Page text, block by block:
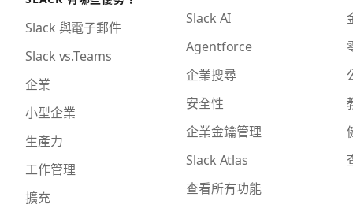
Slack 與電子郵件
Slack vs.Teams
企業
小型企業
生產力
工作管理
擴充
Slack AI
Agentforce
企業搜尋
安全性
企業金鑰管理
Slack Atlas
查看所有功能